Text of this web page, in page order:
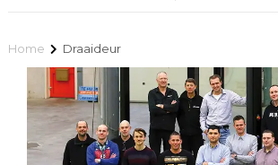
Home Draaideur